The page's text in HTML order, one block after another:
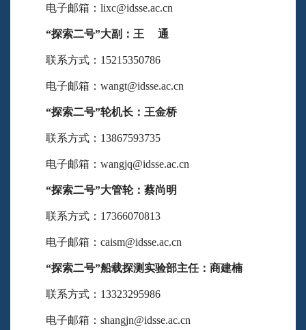
电子邮箱：lixc@idsse.ac.cn
“探索二号”大副：王 通
联系方式：15215350786
电子邮箱：wangt@idsse.ac.cn
“探索二号”轮机长：王金桥
联系方式：13867593735
电子邮箱：wangjq@idsse.ac.cn
“探索二号”大管轮：蔡尚明
联系方式：17366070813
电子邮箱：caism@idsse.ac.cn
“探索二号”船载探测实验部主任：商建楠
联系方式：13323295986
电子邮箱：shangjn@idsse.ac.cn